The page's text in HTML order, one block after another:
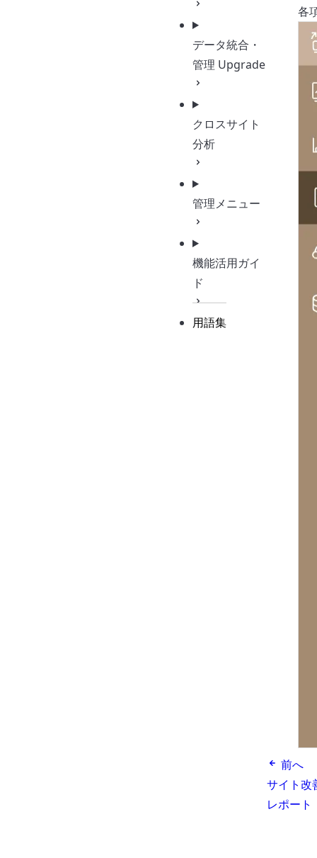
データ統合・
管理 Upgrade
クロスサイト
分析
管理メニュー
機能活用ガイ
ド
用語集
各
前へ
サイト改
レポー